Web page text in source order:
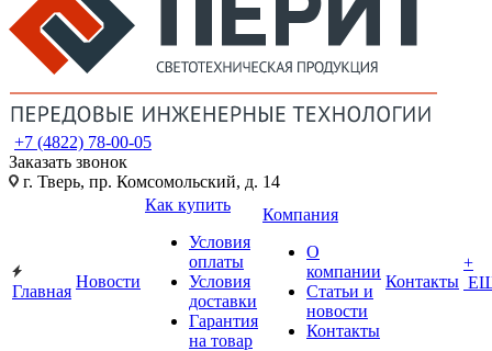
+7 (4822) 78-00-05
Заказать звонок
г. Тверь, пр. Комсомольский, д. 14
Главная
Новости
Как купить
Условия
оплаты
Условия
доставки
Гарантия
на товар
Компания
О
компании
Статьи и
новости
Контакты
Контакты
+